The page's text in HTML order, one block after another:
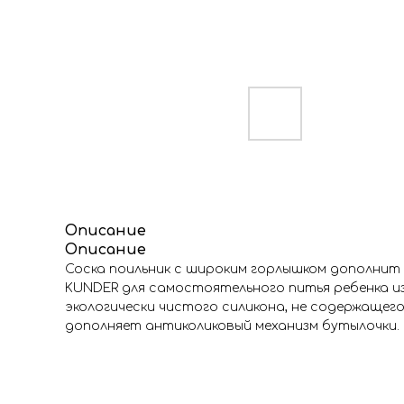
Описание
Описание
Соска поильник с широким горлышком
KUNDER для самостоятельного питья ребенка
экологически чистого силикона, не
дополняет антиколиковый механизм бутылочки.